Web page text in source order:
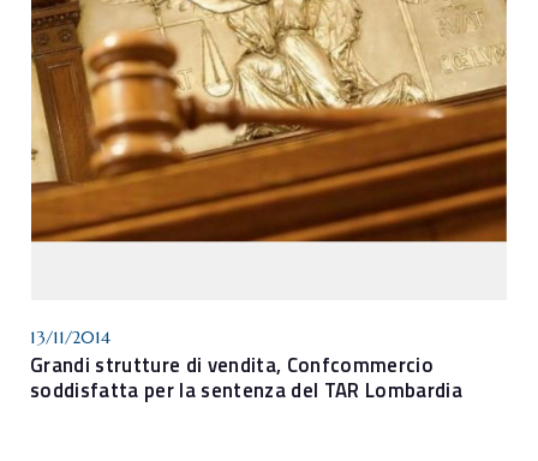
13/11/2014
Grandi strutture di vendita, Confcommercio
soddisfatta per la sentenza del TAR Lombardia